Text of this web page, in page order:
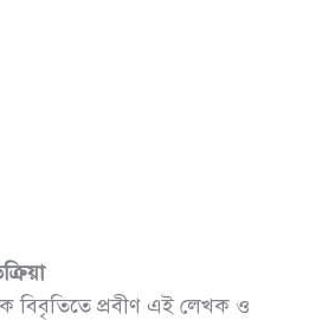
বিবৃতিতে প্রবীণ এই লেখক ও